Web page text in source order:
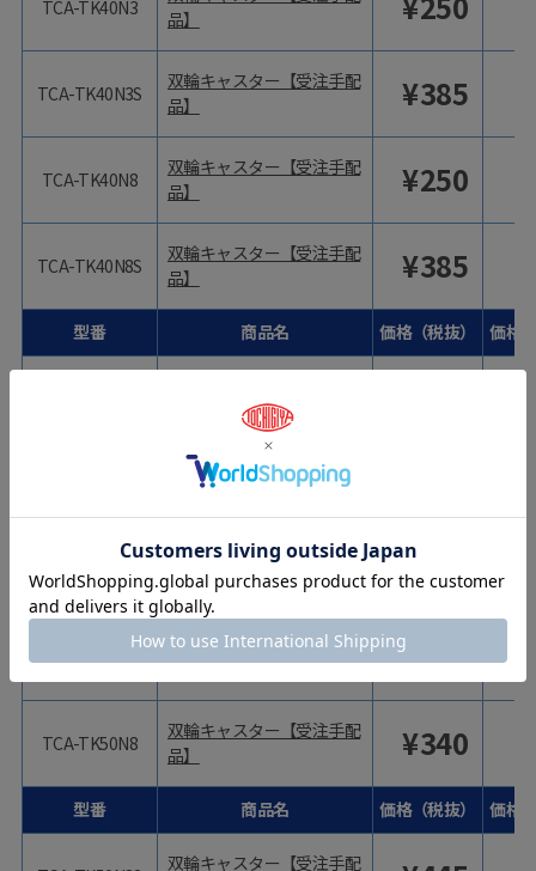
TCA-TK40N3
TCA-TK40N3S
TCA-TK40N8
TCA-TK40N8S
型番
TCA-TK50N3
TCA-TK50N3S
TCA-TK50N8
型番
品】
双輪キャスター【受注手配
品】
¥385
双輪キャスター【受注手配
品】
¥250
双輪キャスター【受注手配
品】
¥385
商品名 価格（税抜） 価格
双輪キャスター【受注手配
双輪キャスター【受注手配
品】
¥340
双輪キャスター【受注手配
品】
¥410
双輪キャスター【受注手配
品】
¥340
商品名 価格（税抜） 価格
双輪キャスター【受注手配